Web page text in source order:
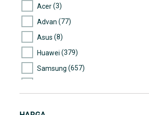
Acer(3)
Advan (77)
Asus (8)
Huawei (379)
Samsung (657)